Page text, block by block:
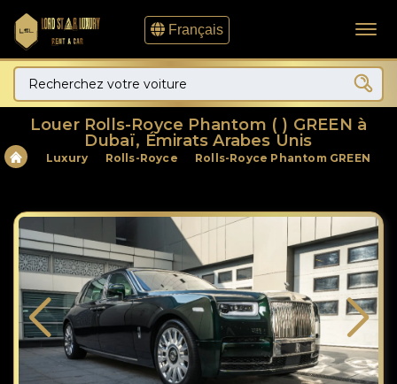
Français
Louer Rolls-Royce Phantom ( ) GREEN à
Dubaï, Émirats Arabes Unis
Luxury Rolls-Royce Rolls-Royce Phantom GREEN